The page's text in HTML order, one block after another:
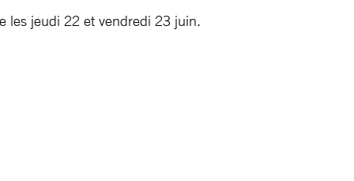
les jeudi 22 et vendredi 23 juin.